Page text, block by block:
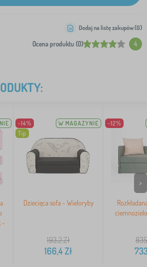
Ocena produktu (0) 4
Dodaj na listę zakupów (0)
-
-14%
Tip
W MAGAZYNIE
Dziecięca sofa - Wieloryby
193,2Zł
166,4Zł
-12%
>